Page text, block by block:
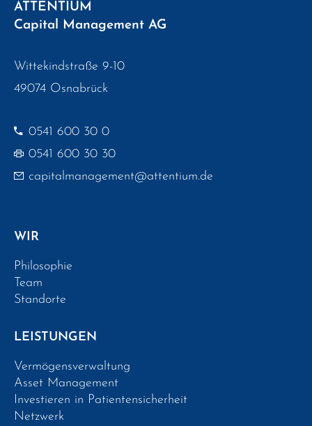
ATTENTIUM
Capital Management AG
Wittekindstraße 9-10
49074 Osnabrück
0541 600 30 0
0541 600 30 30
capitalmanagement@attentium.de
WIR
Philosophie
Team
Standorte
LEISTUNGEN
Vermögensverwaltung
Asset Management
Investieren in Patientensicherheit
Netzwerk